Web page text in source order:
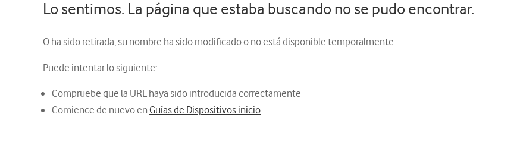
Lo sentimos. La página que estaba buscando no se pudo encontrar.
O ha sido retirada, su nombre ha sido modificado o no está disponible temporalmente.
Puede intentar lo siguiente:
Compruebe que la URL haya sido introducida correctamente
Comience de nuevo enGuías de Dispositivos inicio